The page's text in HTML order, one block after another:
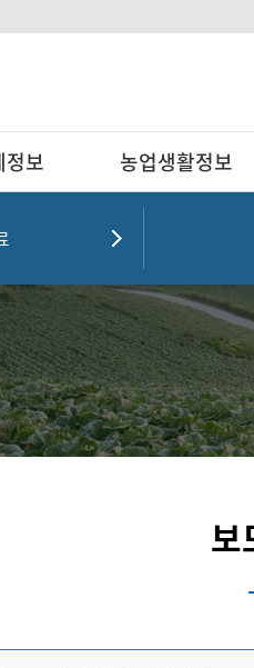
정보 농업생활정보
보